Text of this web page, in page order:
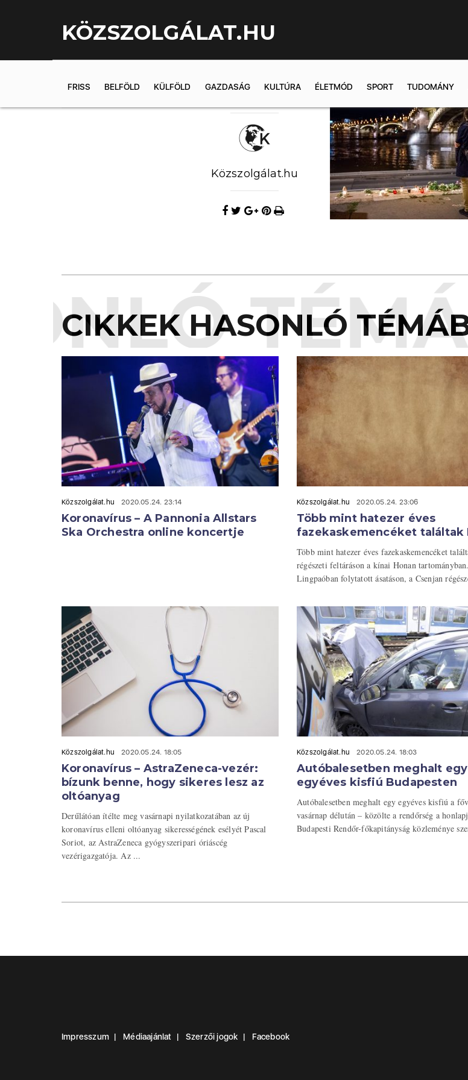
KÖZSZOLGÁLAT.HU
FRISS BELFÖLD KÜLFÖLD GAZDASÁG KULTÚRA ÉLETMÓD SPORT TUDOMÁNY
Közszolgálat.hu
CIKKEK HASONLÓ
Közszolgálat.hu 2020.05.24. 23:14
Koronavírus – A Pannonia Allstars
Ska Orchestra online koncertje
Közszolgálat.hu 2020.05.24. 23:06
Több mint hatezer éves
fazekaskemencéket találtak
Több mint hatezer éves fazekaskemencéket
régészeti feltáráson a kínai Honan
Lingpaóban folytatott ásatáson, a Csenjan
Közszolgálat.hu 2020.05.24. 18:05
Koronavírus – AstraZeneca-vezér:
bízunk benne, hogy sikeres lesz az
oltóanyag
Derűlátóan ítélte meg vasárnapi nyilatkozatában az új
koronavírus elleni oltóanyag sikerességének esélyét Pascal
Soriot, az AstraZeneca gyógyszeripari óriáscég
vezérigazgatója. Az ...
Közszolgálat.hu 2020.05.24. 18:03
Autóbalesetben meghalt egy
egyéves kisfiú Budapesten
Autóbalesetben meghalt egy egyéves kisfiú a
vasárnap délután – közölte a rendőrség a
Budapesti Rendőr-főkapitányság közleménye
Impresszum Médiaajánlat Szerzői jogok Facebook